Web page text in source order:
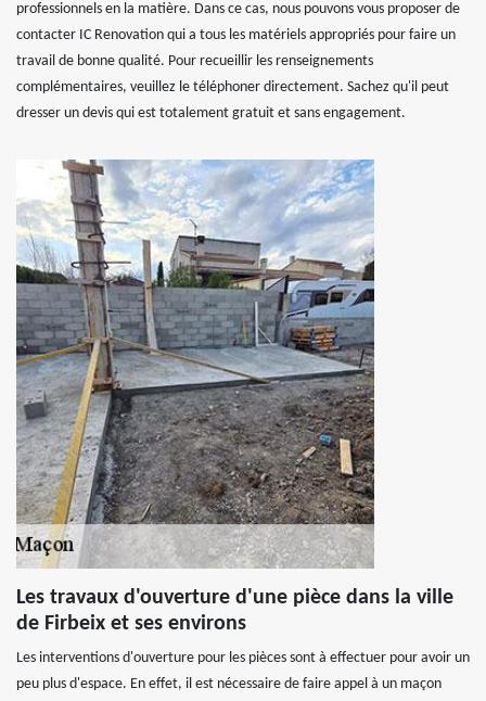
professionnels en la matière. Dans ce cas, nous pouvons vous proposer de
contacter IC Renovation qui a tous les matériels appropriés pour faire un
travail de bonne qualité. Pour recueillir les renseignements
complémentaires, veuillez le téléphoner directement. Sachez qu'il peut
dresser un devis qui est totalement gratuit et sans engagement.
Les travaux d'ouverture d'une pièce dans la ville
de Firbeix et ses environs
Les interventions d'ouverture pour les pièces sont à effectuer pour avoir un
peu plus d'espace. En effet, il est nécessaire de faire appel à un maçon